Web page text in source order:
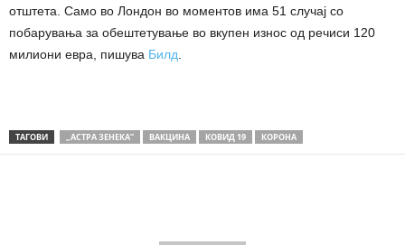
отштета. Само во Лондон во моментов има 51 случај со
побарувања за обештетување во вкупен износ од речиси 120
милиони евра, пишува Билд
ТАГОВИ „АСТРА ЗЕНЕКА“ ВАКЦИНА КОВИД 19 КОРОНА